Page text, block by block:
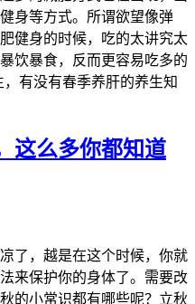
身等方式。所谓欲望像弹
健身的时候，吃的太讲究太
饮暴食，反而更容易吃多的
有没有春季养肝的养生知
这么多你都知道
了，越是在这个时候，你就
来保护你的身体了。需要改
的小常识都有哪些呢？立秋